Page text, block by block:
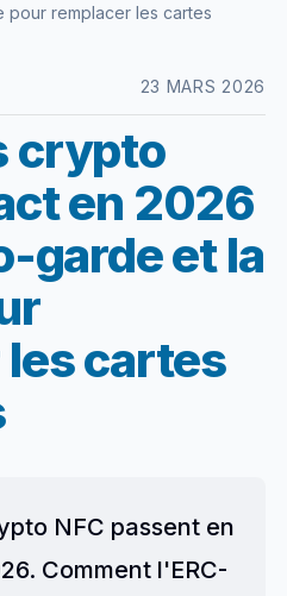
pour remplacer les cartes
23 MARS 2026
crypto
en 2026
garde et la
cartes
NFC passent en
Comment l'ERC-